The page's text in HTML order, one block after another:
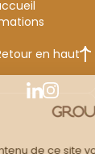
en haut